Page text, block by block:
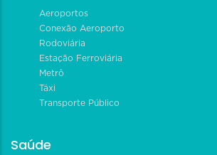
Aeroportos
Conexão Aeroporto
Rodoviária
Estação Ferroviária
Metrô
Táxi
Transporte Público
Saúde